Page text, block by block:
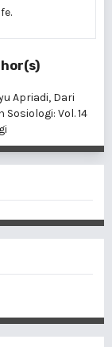
Apriadi, Dari
Vol. 14